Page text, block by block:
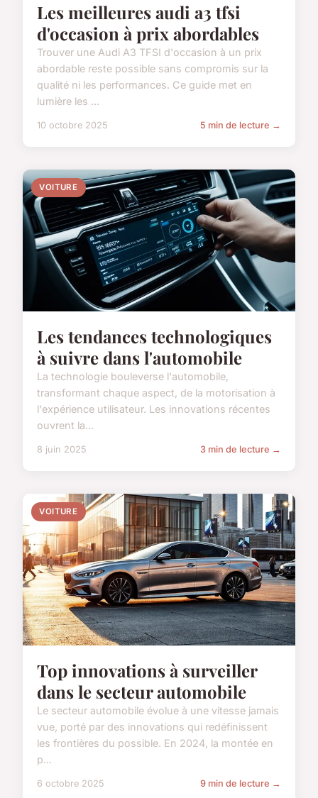
Les meilleures audi a3 tfsi
d'occasion à prix abordables
Trouver une Audi A3 TFSI d'occasion à un prix
abordable reste possible sans compromis sur la
qualité ni les performances. Ce guide met en
lumière les ...
10 octobre 2025 5 min de lecture →
VOITURE
Les tendances technologiques
à suivre dans l'automobile
La technologie bouleverse l'automobile,
transformant chaque aspect, de la motorisation à
l'expérience utilisateur. Les innovations récentes
ouvrent la...
8 juin 2025 3 min de lecture →
VOITURE
Top innovations à surveiller
dans le secteur automobile
Le secteur automobile évolue à une vitesse jamais
vue, porté par des innovations qui redéfinissent
les frontières du possible. En 2024, la montée en
p...
6 octobre 2025 9 min de lecture →